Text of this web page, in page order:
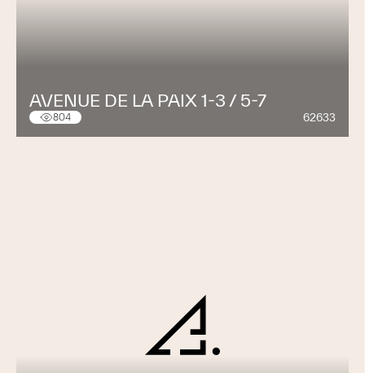
AVENUE DE LA PAIX 1-3 / 5-7
804 62633